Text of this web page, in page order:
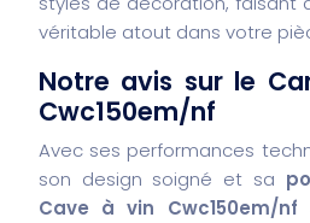
véritable atout dans votre
Notre avis sur le
Cwc150em/nf
Avec ses performances
son design soigné et sa
Cave à vin Cwc150em/nf